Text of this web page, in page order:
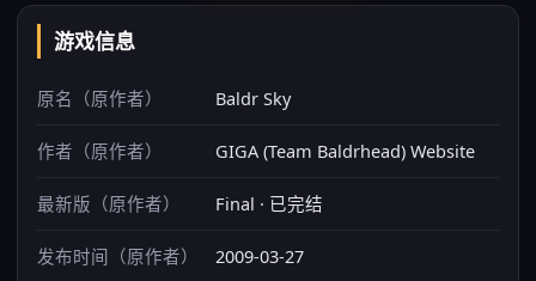
游戏信息
原名（原作者） Baldr Sky
作者（原作者） GIGA (Team Baldrhead) Website
最新版（原作者） Final · 已完结
发布时间（原作者） 2009-03-27